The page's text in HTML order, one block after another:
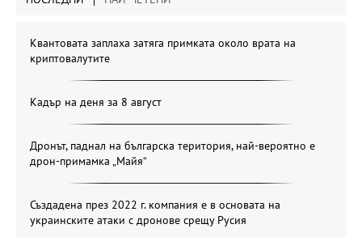
Квантовата заплаха затяга примката около врата на
криптовалутите
Кадър на деня за 8 август
Дронът, паднал на българска територия, най-вероятно е
дрон-примамка „Майя“
Създадена през 2022 г. компания е в основата на
украинските атаки с дронове срещу Русия